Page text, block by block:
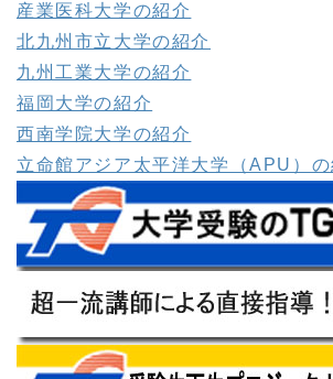
産業医科大学の紹介
北九州市立大学の紹介
九州工業大学の紹介
福岡大学の紹介
西南学院大学の紹介
立命館アジア太平洋大学（APU）の